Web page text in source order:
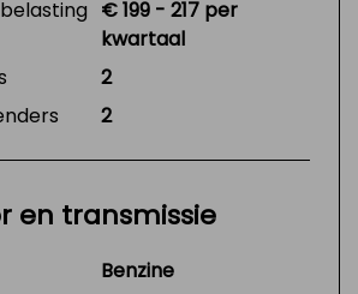
€ 199 - 217 per
kwartaal
2
2
en transmissie
Benzine